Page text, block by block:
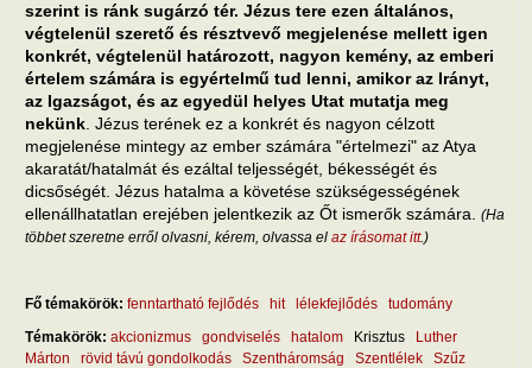
szerint is ránk sugárzó tér. Jézus tere ezen általános,
végtelenül szerető és résztvevő megjelenése mellett igen
konkrét, végtelenül határozott, nagyon kemény, az emberi
értelem számára is egyértelmű tud lenni, amikor az Irányt,
az Igazságot, és az egyedül helyes Utat mutatja meg
nekünk. Jézus terének ez a konkrét és nagyon célzott
megjelenése mintegy az ember számára "értelmezi" az Atya
akaratát/hatalmát és ezáltal teljességét, békességét és
dicsőségét. Jézus hatalma a követése szükségességének
ellenállhatatlan erejében jelentkezik az Őt ismerők számára. (Ha
többet szeretne erről olvasni, kérem, olvassa el az írásomat itt.)
Fő témakörök: fenntartható fejlődés hit lélekfejlődés
tudomány
Témakörök: akcionizmus gondviselés hatalom Krisztus
Luther
Márton
rövid távú gondolkodás Szentháromság Szentlélek
Szűz